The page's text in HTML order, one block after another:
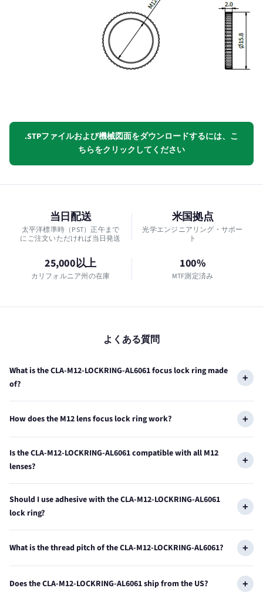
.STPファイルおよび機械図面をダウンロードするには、こ
ちらをクリックしてください
当日配送
太平洋標準時（PST）正午まで
にご注文いただければ当日発送
米国拠点
光学エンジニアリング・サポー
ト
25,000以上
カリフォルニア州の在庫
100%
MTF測定済み
よくある質問
What is the CLA-M12-LOCKRING-AL6061 focus lock ring made
of?
How does the M12 lens focus lock ring work?
Is the CLA-M12-LOCKRING-AL6061 compatible with all M12
lenses?
Should I use adhesive with the CLA-M12-LOCKRING-AL6061
lock ring?
What is the thread pitch of the CLA-M12-LOCKRING-AL6061?
Does the CLA-M12-LOCKRING-AL6061 ship from the US?